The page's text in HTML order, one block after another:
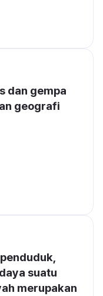
dan gempa
geografi
suatu
merupakan